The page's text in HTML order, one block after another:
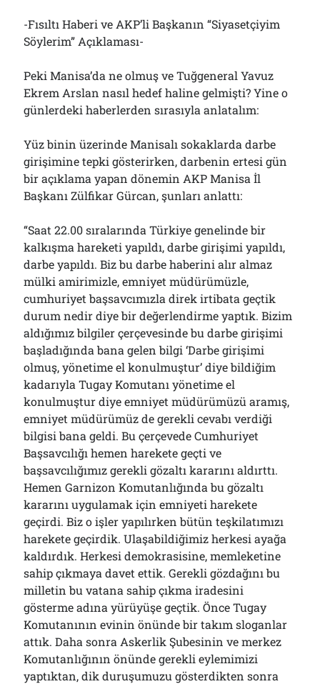
-Fısıltı Haberi ve AKP’li Başkanın “Siyasetçiyim
Söylerim” Açıklaması-
Peki Manisa’da ne olmuş ve Tuğgeneral Yavuz
Ekrem Arslan nasıl hedef haline gelmişti? Yine o
günlerdeki haberlerden sırasıyla anlatalım:
Yüz binin üzerinde Manisalı sokaklarda darbe
girişimine tepki gösterirken, darbenin ertesi gün
bir açıklama yapan dönemin AKP Manisa İl
Başkanı Zülfikar Gürcan, şunları anlattı:
“Saat 22.00 sıralarında Türkiye genelinde bir
kalkışma hareketi yapıldı, darbe girişimi yapıldı,
darbe yapıldı. Biz bu darbe haberini alır almaz
mülki amirimizle, emniyet müdürümüzle,
cumhuriyet başsavcımızla direk irtibata geçtik
durum nedir diye bir değerlendirme yaptık. Bizim
aldığımız bilgiler çerçevesinde bu darbe girişimi
başladığında bana gelen bilgi ‘Darbe girişimi
olmuş, yönetime el konulmuştur’ diye bildiğim
kadarıyla Tugay Komutanı yönetime el
konulmuştur diye emniyet müdürümüzü aramış,
emniyet müdürümüz de gerekli cevabı verdiği
bilgisi bana geldi. Bu çerçevede Cumhuriyet
Başsavcılığı hemen harekete geçti ve
başsavcılığımız gerekli gözaltı kararını aldırttı.
Hemen Garnizon Komutanlığında bu gözaltı
kararını uygulamak için emniyeti harekete
geçirdi. Biz o işler yapılırken bütün teşkilatımızı
harekete geçirdik. Ulaşabildiğimiz herkesi ayağa
kaldırdık. Herkesi demokrasisine, memleketine
sahip çıkmaya davet ettik. Gerekli gözdağını bu
milletin bu vatana sahip çıkma iradesini
gösterme adına yürüyüşe geçtik. Önce Tugay
Komutanının evinin önünde bir takım sloganlar
attık. Daha sonra Askerlik Şubesinin ve merkez
Komutanlığının önünde gerekli eylemimizi
yaptıktan, dik duruşumuzu gösterdikten sonra